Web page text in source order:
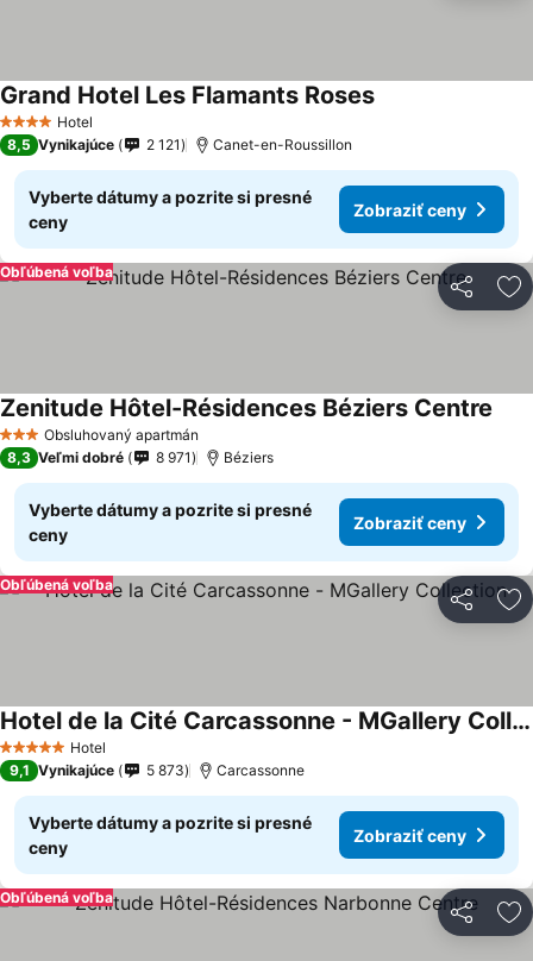
4 Počet hviezdičiek
Hotel
Grand Hotel Les Flamants Roses
8,5 Vynikajúce 2 121 Canet-en-Roussillon
Vyberte dátumy a pozrite si presné
ceny
Zobraziť ceny
Zdieľať
Obľúbená voľba
3 Počet hviezdičiek
Obsluhovaný apartmán
Zenitude Hôtel-Résidences Béziers Centre
8,3 Veľmi dobré 8 971 Béziers
Vyberte dátumy a pozrite si presné
ceny
Zobraziť ceny
Zdieľať
Obľúbená voľba
5 Počet hviezdičiek
Hotel
Hotel de la Cité Carcassonne - MGallery Collection
9,1 Vynikajúce 5 873 Carcassonne
Vyberte dátumy a pozrite si presné
ceny
Zobraziť ceny
Zdieľať
Obľúbená voľba